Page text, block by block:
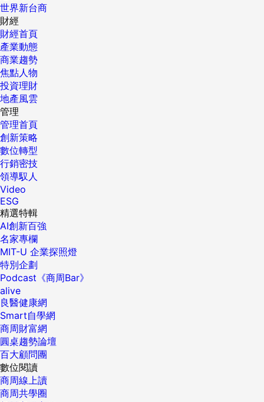
世界新台商
財經
財經首頁
產業動態
商業趨勢
焦點人物
投資理財
地產風雲
管理
管理首頁
創新策略
數位轉型
行銷密技
領導馭人
Video
ESG
精選特輯
AI創新百強
名家專欄
MIT-U 企業探照燈
特別企劃
Podcast《商周Bar》
alive
良醫健康網
Smart自學網
商周財富網
圓桌趨勢論壇
百大顧問團
數位閱讀
商周線上讀
商周共學圈